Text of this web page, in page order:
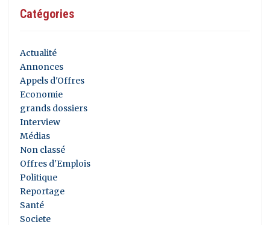
Catégories
Actualité
Annonces
Appels d'Offres
Economie
grands dossiers
Interview
Médias
Non classé
Offres d'Emplois
Politique
Reportage
Santé
Societe